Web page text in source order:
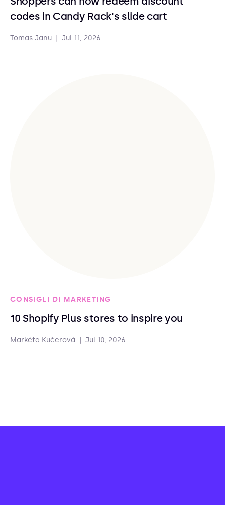
codes in Candy Rack's slide cart
Tomas Janu Jul 11, 2026
CONSIGLI DI MARKETING
10 Shopify Plus stores to inspire you
Markéta Kučerová Jul 10, 2026